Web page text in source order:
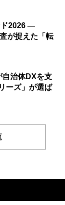
ド2026 ―
が捉えた「転
治体DXを支
ーズ」が選ば